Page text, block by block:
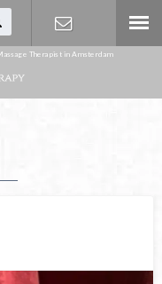
Therapist in Amsterdam